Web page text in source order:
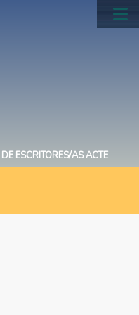
ESCRITORES/AS ACTE